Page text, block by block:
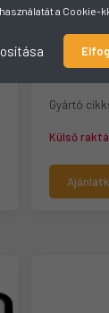
F3647
Gyártó
Külső
a